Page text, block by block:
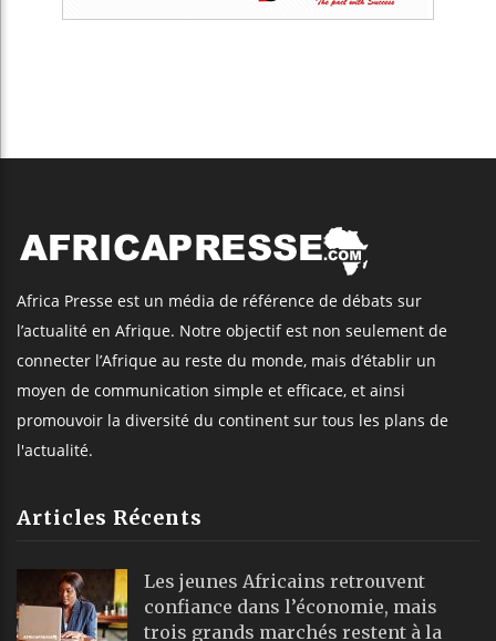
Africa Presse est un média de référence de débats sur
l’actualité en Afrique. Notre objectif est non seulement de
connecter l’Afrique au reste du monde, mais d’établir un
moyen de communication simple et efficace, et ainsi
promouvoir la diversité du continent sur tous les plans de
l'actualité.
Articles Récents
Les jeunes Africains retrouvent
confiance dans l’économie, mais
trois grands marchés restent à la